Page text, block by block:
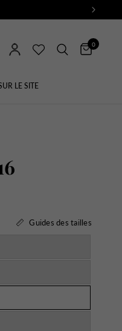
0
LE SITE
Guides des tailles